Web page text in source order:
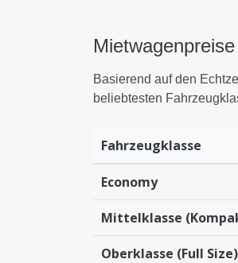
Basierend auf den
beliebtesten
Fahrzeugklasse
Economy
Mittelklasse
Oberklasse (Full Size)